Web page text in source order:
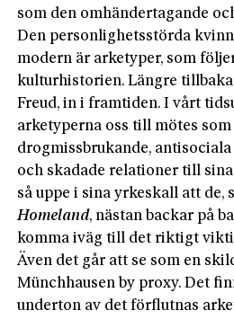
som den omhändertagande
Den personlighetsstörda
modern är arketyper, som
kulturhistorien. Längre
Freud, in i framtiden. I vårt
arketyperna oss till mötes som
drogmissbrukande,
och skadade relationer till
så uppe i sina yrkeskall att de,
Homeland, nästan backar på
komma iväg till det riktigt
Även det går att se som en
Münchhausen by proxy. Det
underton av det förflutnas